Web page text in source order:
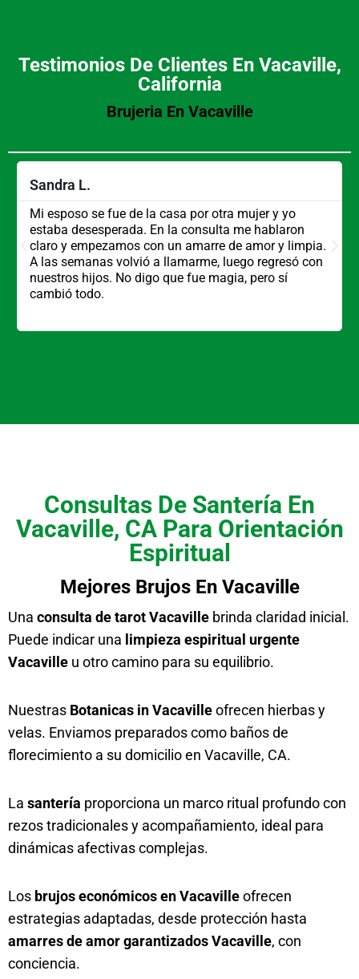
Testimonios De Clientes En Vacaville,
California
Brujeria En Vacaville
Sandra L.
Mi esposo se fue de la casa por otra mujer y yo
estaba desesperada. En la consulta me hablaron
claro y empezamos con un amarre de amor y limpia.
A las semanas volvió a llamarme, luego regresó con
nuestros hijos. No digo que fue magia, pero sí
cambió todo.
Consultas De Santería En
Vacaville, CA Para Orientación
Espiritual
Mejores Brujos En Vacaville
Una consulta de tarot Vacaville brinda claridad inicial.
Puede indicar una limpieza espiritual urgente
Vacaville u otro camino para su equilibrio.
Nuestras Botanicas in Vacavilleofrecen hierbas y
velas. Enviamos preparados como baños de
florecimiento a su domicilio en Vacaville, CA.
La santería proporciona un marco ritual profundo con
rezos tradicionales y acompañamiento, ideal para
dinámicas afectivas complejas.
Los brujos económicos en Vacavilleofrecen
estrategias adaptadas, desde protección hasta
amarres de amor garantizados Vacaville, con
conciencia.